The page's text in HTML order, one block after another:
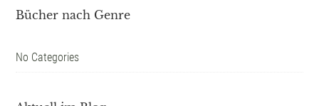
Bücher nach Genre
No Categories